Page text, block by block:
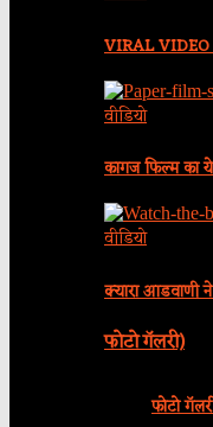
VIRAL VIDEO
वीडियो
कागज फिल्म का
वीडियो
क्यारा आडवाणी
फोटो गॅलरी)
फोटो